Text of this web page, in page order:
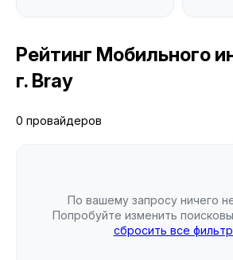
Рейтинг Мобильного
г. Bray
0 провайдеров
По вашему запросу ничего
Попробуйте изменить
сбросить все